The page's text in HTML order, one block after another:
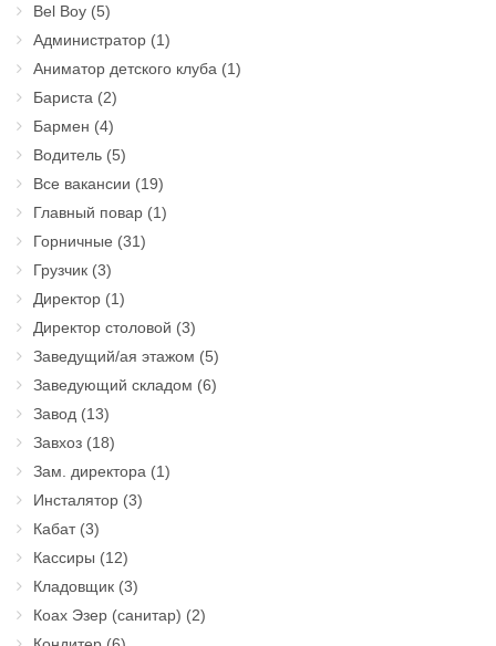
Bel Boy (5)
Администратор (1)
Аниматор детского клуба (1)
Бариста (2)
Бармен (4)
Водитель (5)
Все вакансии (19)
Главный повар (1)
Горничные (31)
Грузчик (3)
Директор (1)
Директор столовой (3)
Заведущий/ая этажом (5)
Заведующий складом (6)
Завод (13)
Завхоз (18)
Зам. директора (1)
Инсталятор (3)
Кабат(3)
Кассиры (12)
Кладовщик (3)
Коах Эзер (санитар) (2)